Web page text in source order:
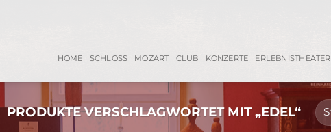
HOME SCHLOSS MOZART CLUB KONZERTE ERLEBNISTHEATER
PRODUKTE VERSCHLAGWORTET MIT „EDEL“